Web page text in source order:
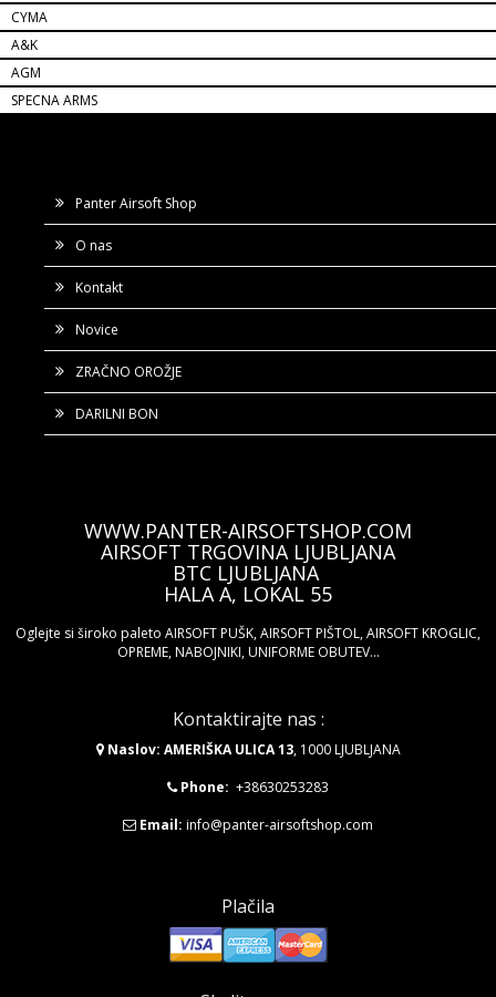
CYMA
A&K
AGM
SPECNA ARMS
Panter Airsoft Shop
O nas
Kontakt
Novice
ZRAČNO OROŽJE
DARILNI BON
WWW.PANTER-AIRSOFTSHOP.COM
AIRSOFT TRGOVINA LJUBLJANA
BTC LJUBLJANA
HALA A, LOKAL 55
Oglejte si široko paleto AIRSOFT PUŠK, AIRSOFT PIŠTOL, AIRSOFT KROGLIC,
OPREME, NABOJNIKI, UNIFORME OBUTEV...
Kontaktirajte nas :
Naslov: AMERIŠKA ULICA 13, 1000 LJUBLJANA
Phone: +38630253283
Email: info@panter-airsoftshop.com
Plačila